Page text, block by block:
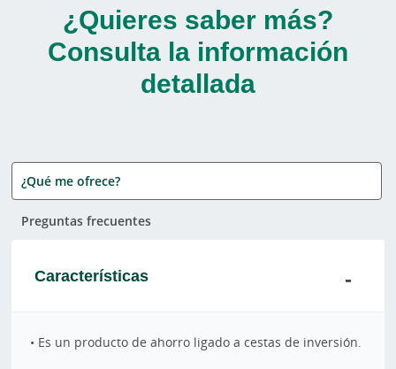
¿Quieres saber más?
Consulta la información
detallada
¿Qué me ofrece?
Preguntas frecuentes
Características
• Es un producto de ahorro ligado a cestas de inversión.